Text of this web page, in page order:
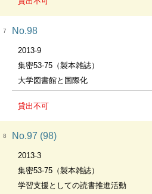
7 No.98
2013-9
集密53-75（製本雑誌）
大学図書館と国際化
貸出不可
8 No.97 (98)
2013-3
集密53-75（製本雑誌）
学習支援としての読書推進活動